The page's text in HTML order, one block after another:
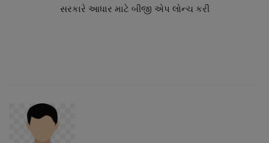
સરકારે આધાર માટે બીજી એપ લોન્ચ કરી